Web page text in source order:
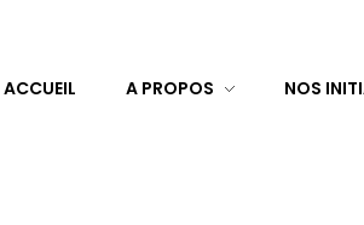
ACCUEIL A PROPOS NOS